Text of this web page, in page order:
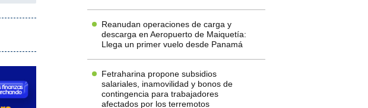
Reanudan operaciones de carga y
descarga en Aeropuerto de Maiquetía:
Llega un primer vuelo desde Panamá
Fetraharina propone subsidios
salariales, inamovilidad y bonos de
contingencia para trabajadores
afectados por los terremotos